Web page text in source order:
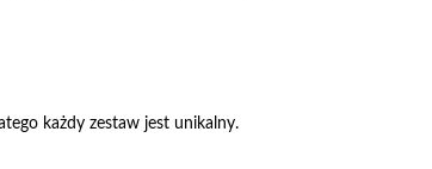
każdy zestaw jest unikalny.